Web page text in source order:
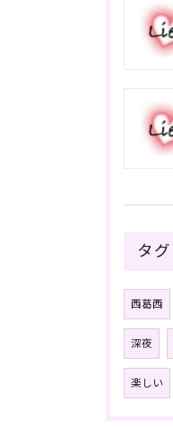
タグ
西葛西
深夜
楽しい